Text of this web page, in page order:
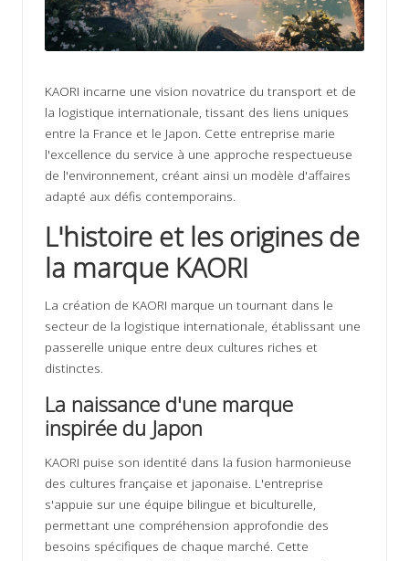
KAORI incarne une vision novatrice du transport et de
la logistique internationale, tissant des liens uniques
entre la France et le Japon. Cette entreprise marie
l'excellence du service à une approche respectueuse
de l'environnement, créant ainsi un modèle d'affaires
adapté aux défis contemporains.
L'histoire et les origines de
la marque KAORI
La création de KAORI marque un tournant dans le
secteur de la logistique internationale, établissant une
passerelle unique entre deux cultures riches et
distinctes.
La naissance d'une marque
inspirée du Japon
KAORI puise son identité dans la fusion harmonieuse
des cultures française et japonaise. L'entreprise
s'appuie sur une équipe bilingue et biculturelle,
permettant une compréhension approfondie des
besoins spécifiques de chaque marché. Cette